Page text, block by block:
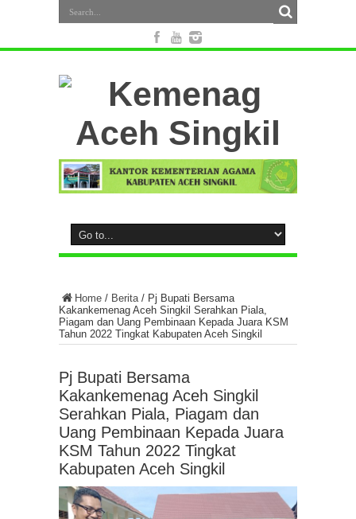
Home / Berita / Pj Bupati Bersama
Kakankemenag Aceh Singkil Serahkan Piala,
Piagam dan Uang Pembinaan Kepada Juara KSM
Tahun 2022 Tingkat Kabupaten Aceh Singkil
Pj Bupati Bersama
Kakankemenag Aceh Singkil
Serahkan Piala, Piagam dan
Uang Pembinaan Kepada Juara
KSM Tahun 2022 Tingkat
Kabupaten Aceh Singkil